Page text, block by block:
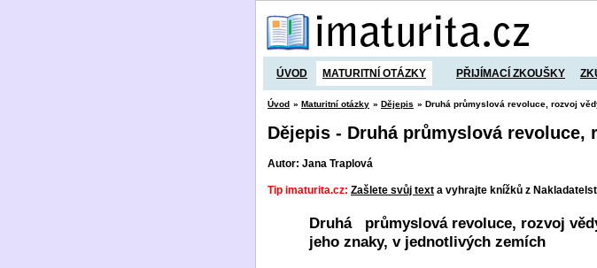
ÚVOD MATURITNÍ OTÁZKY PŘIJÍMACÍ ZKOUŠKY
Úvod » Maturitní otázky » Dějepis » Druhá průmyslová revoluce, rozvoj
Dějepis - Druhá průmyslová revoluce,
Autor: Jana Traplová
Tip imaturita.cz: Zašlete svůj text a vyhrajte knížků z
Druhá
průmyslová revoluce, rozvoj
jeho znaky, v jednotlivých zemích